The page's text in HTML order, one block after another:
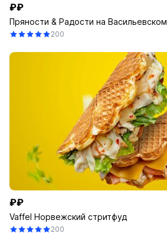
₽₽
Пряности & Радости на Васильевском
200
₽₽
Vaffel Норвежский стритфуд
200